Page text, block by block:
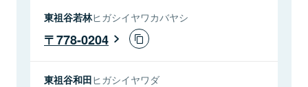
東祖谷若林ヒガシイヤワカバヤシ
778-0204
東祖谷和田ヒガシイヤワダ